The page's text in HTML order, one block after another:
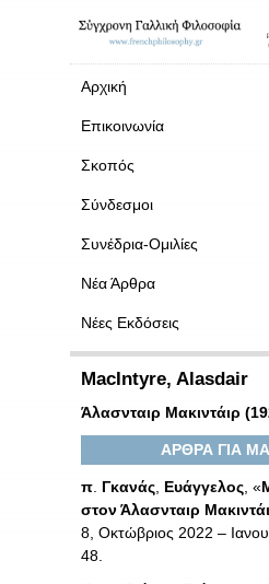
Αρχική
Επικοινωνία
Σκοπός
Σύνδεσμοι
Συνέδρια-Ομιλίες
Νέα Άρθρα
Νέες Εκδόσεις
MacIntyre, Alasdair
Άλασνταιρ Μακιντάιρ
ΑΡΘΡΑ ΓΙΑ
π Γκανάς Ευάγγελος , «
στον Άλασνταιρ
8, Οκτώβριος 2022 –
48.